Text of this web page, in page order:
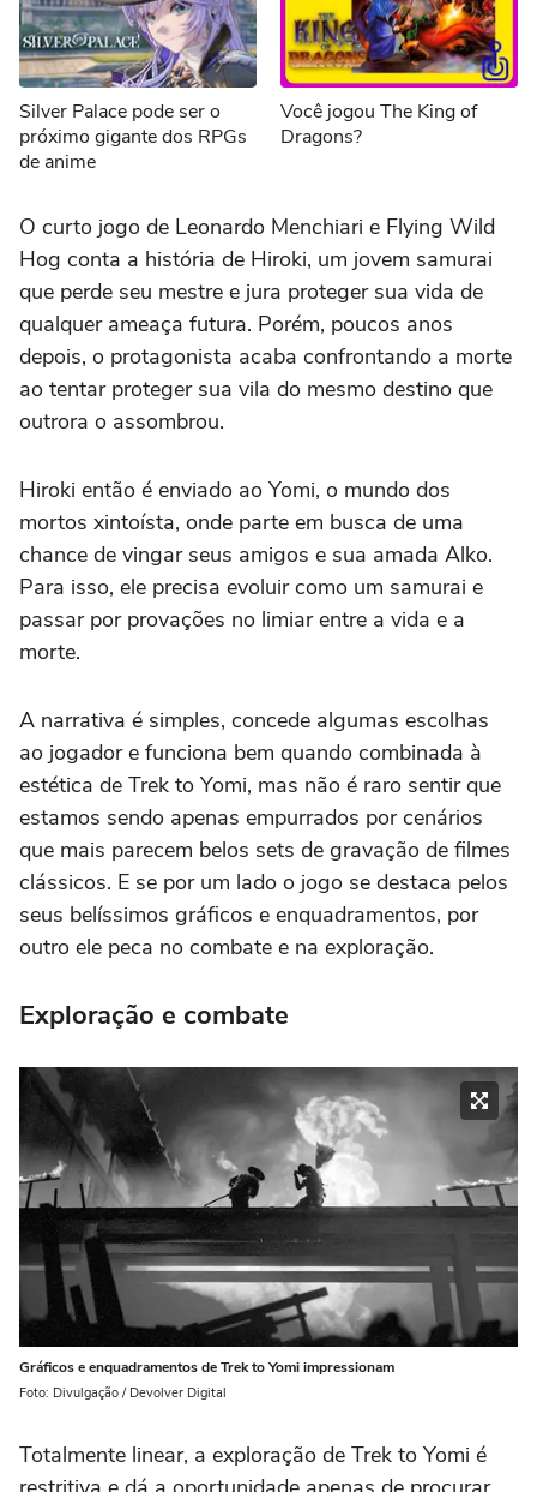
Silver Palace pode ser o
próximo gigante dos RPGs
de anime
Você jogou The King of
Dragons?
O curto jogo de Leonardo Menchiari e Flying Wild
Hog conta a história de Hiroki, um jovem samurai
que perde seu mestre e jura proteger sua vida de
qualquer ameaça futura. Porém, poucos anos
depois, o protagonista acaba confrontando a morte
ao tentar proteger sua vila do mesmo destino que
outrora o assombrou.
Hiroki então é enviado ao Yomi, o mundo dos
mortos xintoísta, onde parte em busca de uma
chance de vingar seus amigos e sua amada Alko.
Para isso, ele precisa evoluir como um samurai e
passar por provações no limiar entre a vida e a
morte.
A narrativa é simples, concede algumas escolhas
ao jogador e funciona bem quando combinada à
estética de Trek to Yomi, mas não é raro sentir que
estamos sendo apenas empurrados por cenários
que mais parecem belos sets de gravação de filmes
clássicos. E se por um lado o jogo se destaca pelos
seus belíssimos gráficos e enquadramentos, por
outro ele peca no combate e na exploração.
Exploração e combate
Gráficos e enquadramentos de Trek to Yomi impressionam
Foto: Divulgação / Devolver Digital
Totalmente linear, a exploração de Trek to Yomi é